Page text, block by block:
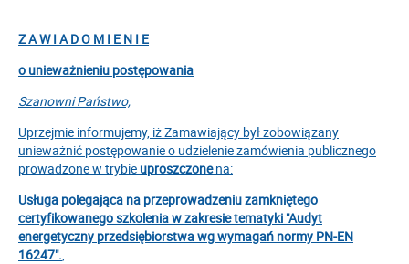
Z A W I A D O M I E N I E
o unieważnieniu postępowania
Szanowni Państwo,
Uprzejmie informujemy, iż Zamawiający był zobowiązany
unieważnić postępowanie o udzielenie zamówienia publicznego
prowadzone w trybie uproszczonena:
Usługa polegająca na przeprowadzeniu zamkniętego
certyfikowanego szkolenia w zakresie tematyki "Audyt
energetyczny przedsiębiorstwa wg wymagań normy PN-EN
16247".,